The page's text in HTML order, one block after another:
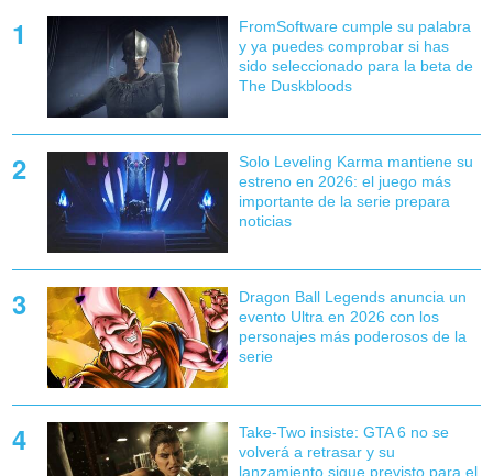
FromSoftware cumple su palabra
y ya puedes comprobar si has
sido seleccionado para la beta de
The Duskbloods
Solo Leveling Karma mantiene su
estreno en 2026: el juego más
importante de la serie prepara
noticias
Dragon Ball Legends anuncia un
evento Ultra en 2026 con los
personajes más poderosos de la
serie
Take-Two insiste: GTA 6 no se
volverá a retrasar y su
lanzamiento sigue previsto para el